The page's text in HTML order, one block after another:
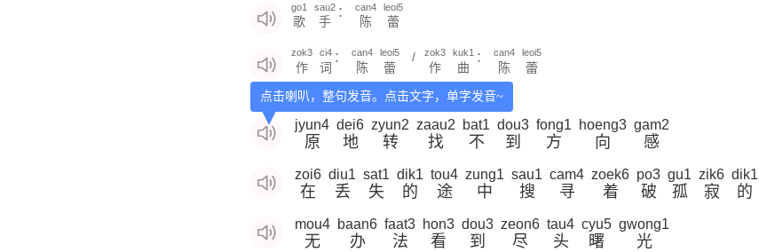
歌
go1
手
sau2 ：
陈
can4
蕾
leoi5
作
zok3
词
ci4 ：
陈
can4
蕾
leoi5 /
作
zok3
曲
kuk1 ：
陈
can4
蕾
leoi5
点击喇叭，整句发音。点击文字，单字发音~
原
jyun4
地
dei6
转
zyun2
找
zaau2
不
bat1
到
dou3
方
fong1
向
hoeng3
感
gam2
在
zoi6
丢
diu1
失
sat1
的
dik1
途
tou4
中
zung1
搜
sau1
寻
cam4
着
zoek6
破
po3
孤
gu1
寂
zik6
的
dik1
无
mou4
办
baan6
法
faat3
看
hon3
到
dou3
尽
zeon6
头
tau4
曙
cyu5
光
gwong1